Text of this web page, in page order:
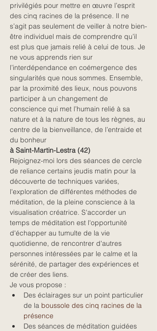
privilégiés pour mettre en œuvre l’esprit
des cinq racines de la présence. Il ne
s’agit pas seulement de veiller à notre bien-
être individuel mais de comprendre qu’il
est plus que jamais relié à celui de tous. Je
ne vous apprends rien sur
l’interdépendance en coémergence des
singularités que nous sommes. Ensemble,
par la proximité des lieux, nous pouvons
participer à un changement de
conscience qui met l’humain relié à sa
nature et à la nature de tous les règnes, au
centre de la bienveillance, de l’entraide et
du bonheur
à Saint-Martin-Lestra (42)
Rejoignez-moi lors des séances de cercle
de reliance certains jeudis matin pour la
découverte de techniques variées,
l'exploration de différentes méthodes de
méditation, de la pleine conscience à la
visualisation créatrice. S'accorder un
temps de méditation est l'opportunité
d'échapper au tumulte de la vie
quotidienne, de rencontrer d'autres
personnes intéressées par le calme et la
sérénité, de partager des expériences et
de créer des liens.
Je vous propose :
Des éclairages sur un point particulier
de la boussole des cinq racines de la
présence
Des séances de méditation guidées